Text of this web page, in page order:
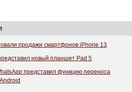
продажи смартфонов iPhone 13
новый планшет Pad 5
представил функцию переноса